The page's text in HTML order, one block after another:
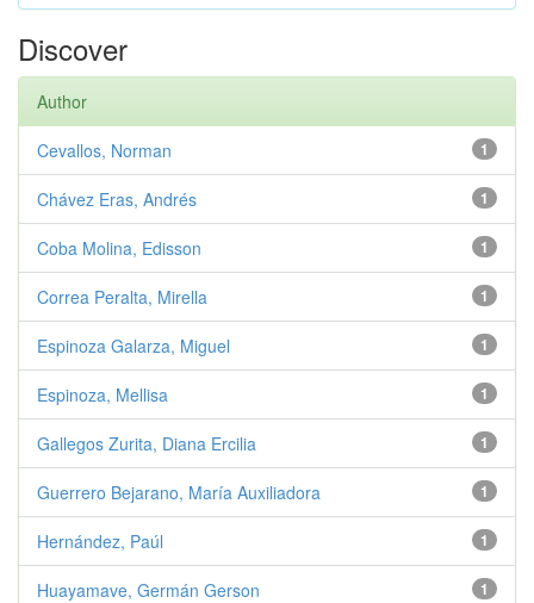
Discover
Author
1
Cevallos, Norman
1
Chávez Eras, Andrés
1
Coba Molina, Edisson
1
Correa Peralta, Mirella
1
Espinoza Galarza, Miguel
1
Espinoza, Mellisa
1
Gallegos Zurita, Diana Ercilia
1
Guerrero Bejarano, María Auxiliadora
1
Hernández, Paúl
1
Huayamave, Germán Gerson